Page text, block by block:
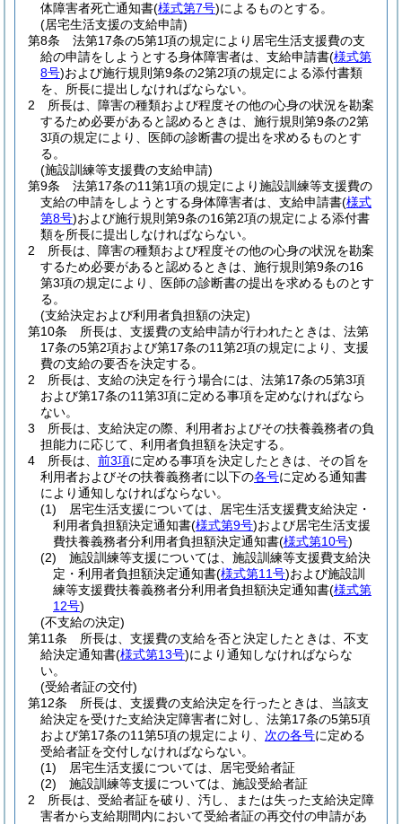
体障害者死亡通知書(様式第7号)によるものとする。
(居宅生活支援の支給申請)
第8条
法第17条の5第1項の規定により居宅生活支援費の支
給の申請をしようとする身体障害者は、支給申請書(様式第
8号)および施行規則第9条の2第2項の規定による添付書類
を、所長に提出しなければならない。
2
所長は、障害の種類および程度その他の心身の状況を勘案
するため必要があると認めるときは、施行規則第9条の2第
3項の規定により、医師の診断書の提出を求めるものとす
る。
(施設訓練等支援費の支給申請)
第9条
法第17条の11第1項の規定により施設訓練等支援費の
支給の申請をしようとする身体障害者は、支給申請書(様式
第8号)および施行規則第9条の16第2項の規定による添付書
類を所長に提出しなければならない。
2
所長は、障害の種類および程度その他の心身の状況を勘案
するため必要があると認めるときは、施行規則第9条の16
第3項の規定により、医師の診断書の提出を求めるものとす
る。
(支給決定および利用者負担額の決定)
第10条
所長は、支援費の支給申請が行われたときは、法第
17条の5第2項および第17条の11第2項の規定により、支援
費の支給の要否を決定する。
2
所長は、支給の決定を行う場合には、法第17条の5第3項
および第17条の11第3項に定める事項を定めなければなら
ない。
3
所長は、支給決定の際、利用者およびその扶養義務者の負
担能力に応じて、利用者負担額を決定する。
4
所長は、 前3項に定める事項を決定したときは、その旨を
利用者およびその扶養義務者に以下の各号に定める通知書
により通知しなければならない。
(1)
居宅生活支援については、居宅生活支援費支給決定・
利用者負担額決定通知書(様式第9号)および居宅生活支援
費扶養義務者分利用者負担額決定通知書(様式第10号)
(2)
施設訓練等支援については、施設訓練等支援費支給決
定・利用者負担額決定通知書(様式第11号)および施設訓
練等支援費扶養義務者分利用者負担額決定通知書(様式第
12号)
(不支給の決定)
第11条
所長は、支援費の支給を否と決定したときは、不支
給決定通知書(様式第13号)により通知しなければならな
い。
(受給者証の交付)
第12条
所長は、支援費の支給決定を行ったときは、当該支
給決定を受けた支給決定障害者に対し、法第17条の5第5項
および第17条の11第5項の規定により、 次の各号に定める
受給者証を交付しなければならない。
(1)
居宅生活支援については、居宅受給者証
(2)
施設訓練等支援については、施設受給者証
2
所長は、受給者証を破り、汚し、または失った支給決定障
害者から支給期間内において受給者証の再交付の申請があ